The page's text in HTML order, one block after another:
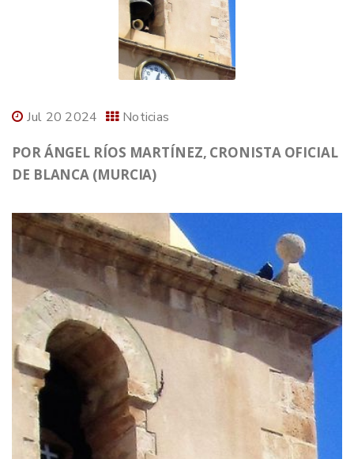
Jul 20 2024 Noticias
POR ÁNGEL RÍOS MARTÍNEZ, CRONISTA OFICIAL
DE BLANCA (MURCIA)